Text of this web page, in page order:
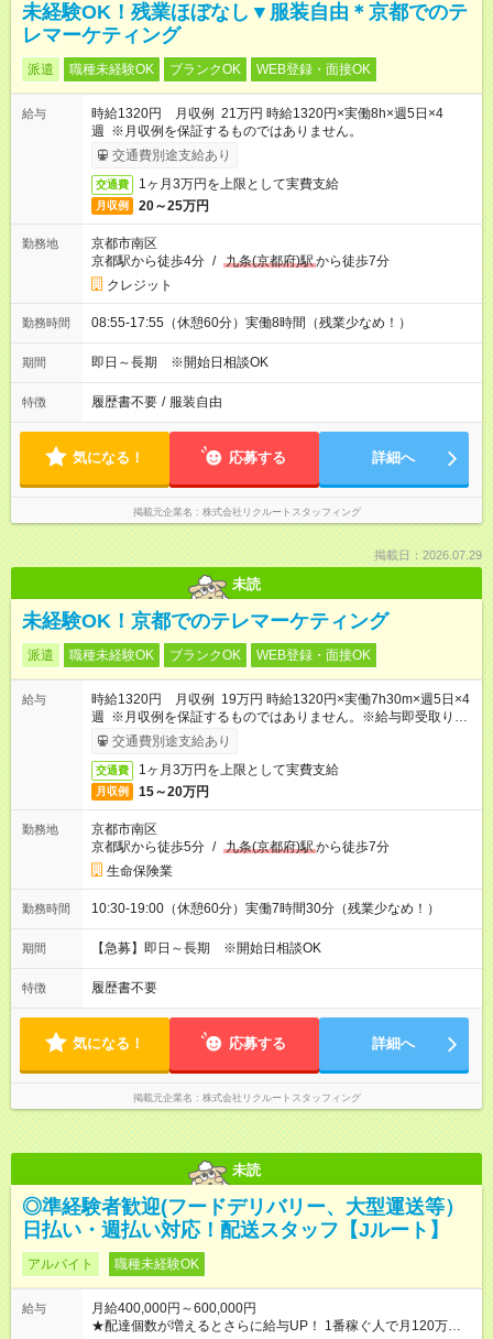
未経験OK！残業ほぼなし▼服装自由＊京都でのテ
レマーケティング
派遣 職種未経験OK ブランクOK WEB登録・面接OK
給与
時給1320円 月収例 21万円 時給1320円×実働8h×週5日×4
週 ※月収例を保証するものではありません。
交通費別途支給あり
交通費 1ヶ月3万円を上限として実費支給
月収例 20～25万円
勤務地
京都市南区
京都駅から徒歩4分 / 九条(京都府)駅から徒歩7分
クレジット
勤務時間 08:55-17:55（休憩60分）実働8時間（残業少なめ！）
期間 即日～長期 ※開始日相談OK
特徴 履歴書不要 / 服装自由
気になる！ 応募する 詳細へ
掲載元企業名 株式会社リクルートスタッフィング
掲載日：2026.07.29
未読
未経験OK！京都でのテレマーケティング
派遣 職種未経験OK ブランクOK WEB登録・面接OK
給与
時給1320円 月収例 19万円 時給1320円×実働7h30m×週5日×4
週 ※月収例を保証するものではありません。※給与即受取りサ
ービス利用可（利用条件有）
交通費別途支給あり
交通費 1ヶ月3万円を上限として実費支給
月収例 15～20万円
勤務地
京都市南区
京都駅から徒歩5分 / 九条(京都府)駅から徒歩7分
生命保険業
勤務時間 10:30-19:00（休憩60分）実働7時間30分（残業少なめ！）
期間 【急募】即日～長期 ※開始日相談OK
特徴 履歴書不要
気になる！ 応募する 詳細へ
掲載元企業名 株式会社リクルートスタッフィング
未読
◎準経験者歓迎(フードデリバリー、大型運送等）
日払い・週払い対応！配送スタッフ【Jルート】
アルバイト 職種未経験OK
給与
月給400,000円～600,000円
★配達個数が増えるとさらに給与UP！ 1番稼ぐ人で月120万ほ